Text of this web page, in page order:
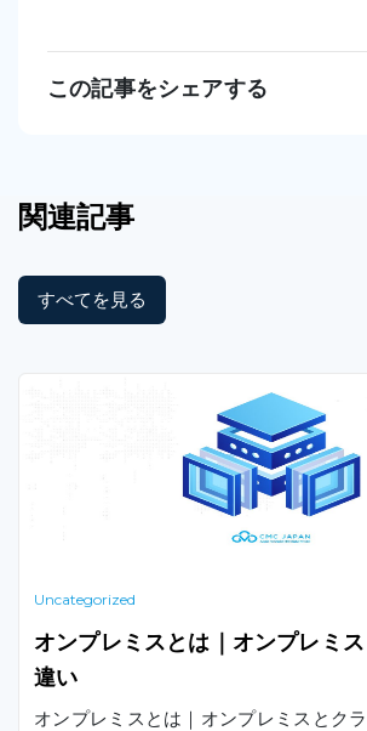
この記事をシェアする
関連記事
すべてを見る
Uncategorized
オンプレミスとは｜オンプレミ
違い
オンプレミスとは｜オンプレミスとク